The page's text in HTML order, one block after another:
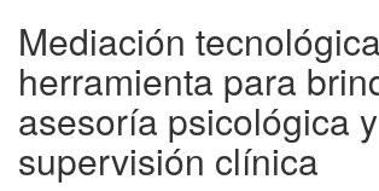
Mediación
herramienta para
asesoría psicológica y
supervisión clínica